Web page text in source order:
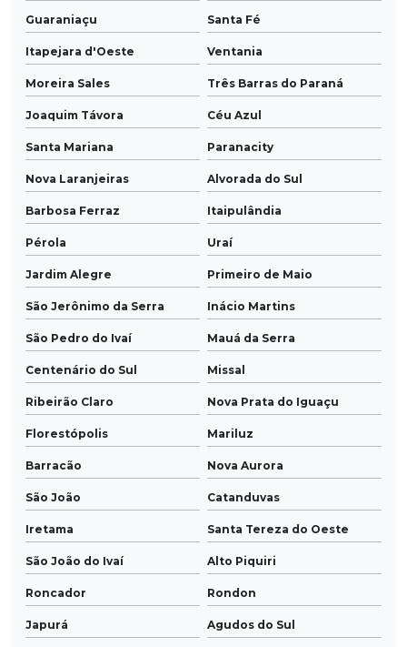
Guaraniaçu Santa Fé
Itapejara d'Oeste Ventania
Moreira Sales Três Barras do Paraná
Joaquim Távora Céu Azul
Santa Mariana Paranacity
Nova Laranjeiras Alvorada do Sul
Barbosa Ferraz Itaipulândia
Pérola Uraí
Jardim Alegre Primeiro de Maio
São Jerônimo da Serra Inácio Martins
São Pedro do Ivaí Mauá da Serra
Centenário do Sul Missal
Ribeirão Claro Nova Prata do Iguaçu
Florestópolis Mariluz
Barracão Nova Aurora
São João Catanduvas
Iretama Santa Tereza do Oeste
São João do Ivaí Alto Piquiri
Roncador Rondon
Japurá Agudos do Sul